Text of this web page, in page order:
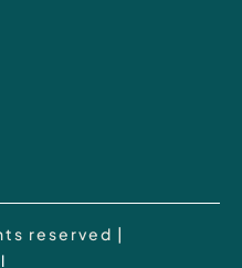
reserved |